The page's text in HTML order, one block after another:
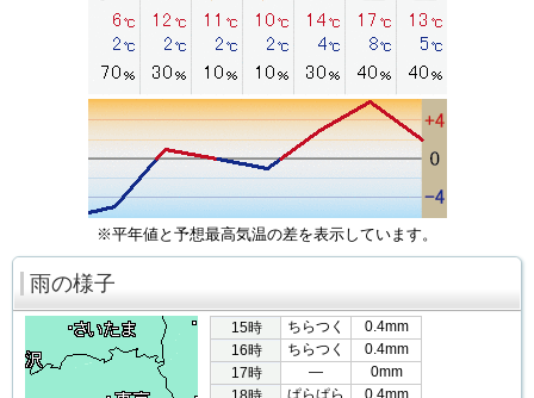
※平年値と予想最高気温の差を表示しています。
雨の様子
15時 ちらつく
0.4mm
16時
ちらつく
0.4mm
17時
―
0mm